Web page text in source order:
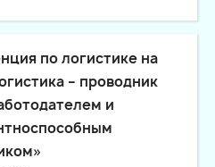
по логистике на
– проводник
и